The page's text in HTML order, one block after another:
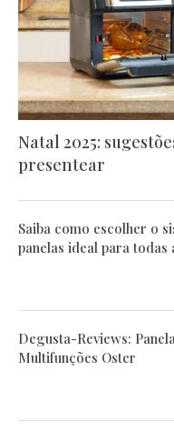
Natal 2025:
presentear
Saiba como escolher o
panelas ideal para todas
Degusta-Reviews:
Multifunções Oster